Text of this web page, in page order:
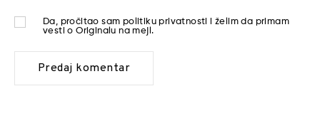
Da, pročitao sam politiku privatnosti
i želim da primam
vesti o Originalu na mejl.